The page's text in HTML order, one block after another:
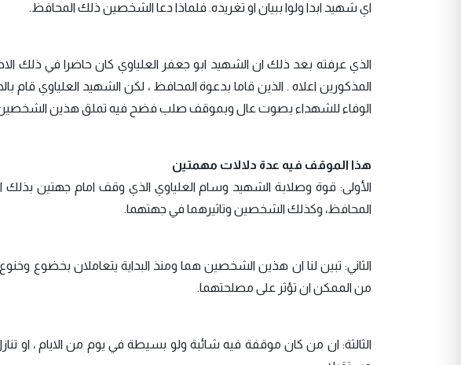
اي شهيد ابدا ولوا ببيان او تغريده. فلماذا دعا الشخصين ذلك المحافظ.
الذي عرفته بعد ذلك ان الشهيد ابو جعفر العلياوي كان حاضرا في ذلك
المذكورين اعلاه . الذين قاما بدعوة المحافظ ، لكن الشهيد العلياوي
الوفاء للشهداء بصوت عال وبموقف صلب فضح فيه تملق هذين الشخصين
هذا الموقف فيه عدة دلالات مهمتين
الأولى: قوة وصلابة الشهيد وسام العلياوي الذي وقف امام جهتين
المحافظ، وكذلك الشخصين وتاثيرهما في جهتهما.
الثاني: تبين لنا ان هذين الشخصين هما ومنذ البداية يتعاملان بخضوع
من الممكن ان تؤثر على مصلحتهما.
الثالثة: ان من كان موقفة فيه شائبة ولو بسيطة في يوم من الايام ، او